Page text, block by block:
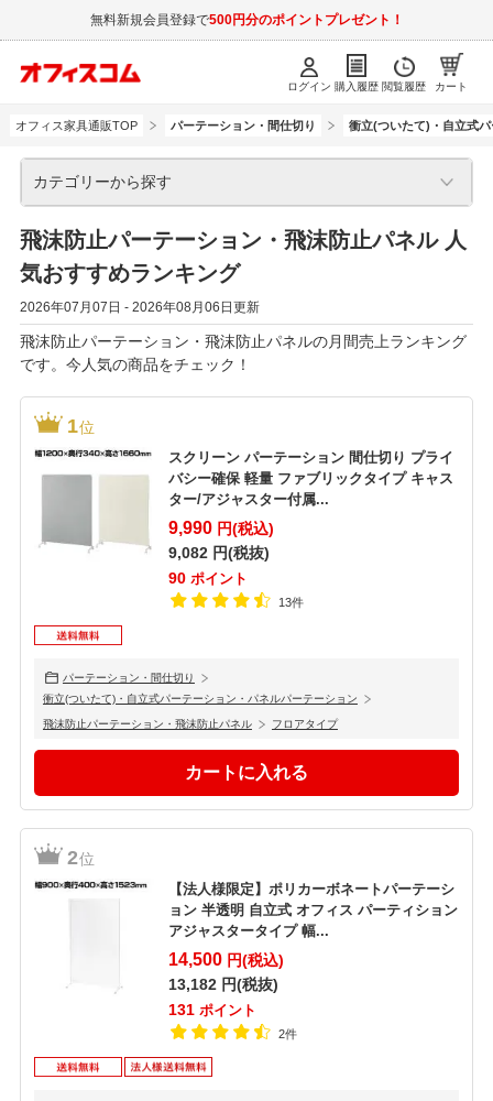
無料新規会員登録で500円分のポイントプレゼント！
ログイン 購入履歴 閲覧履歴 カート
オフィス家具通販TOP パーテーション・間仕切り 衝立(ついたて)・自立式
カテゴリーから探す
飛沫防止パーテーション・飛沫防止パネル 人
気おすすめランキング
2026年07月07日 - 2026年08月06日更新
飛沫防止パーテーション・飛沫防止パネルの月間売上ランキング
です。今人気の商品をチェック！
1位
スクリーン パーテーション 間仕切り プライ
バシー確保 軽量 ファブリックタイプ キャス
ター/アジャスター付属...
9,990円(税込)
9,082円(税抜)
90 ポイント
13件
パーテーション・間仕切り
衝立(ついたて)・自立式パーテーション・パネルパーテーション
飛沫防止パーテーション・飛沫防止パネル フロアタイプ
2位
【法人様限定】ポリカーボネートパーテーシ
ョン 半透明 自立式 オフィス パーティション
アジャスタータイプ 幅...
14,500円(税込)
13,182円(税抜)
131 ポイント
2件